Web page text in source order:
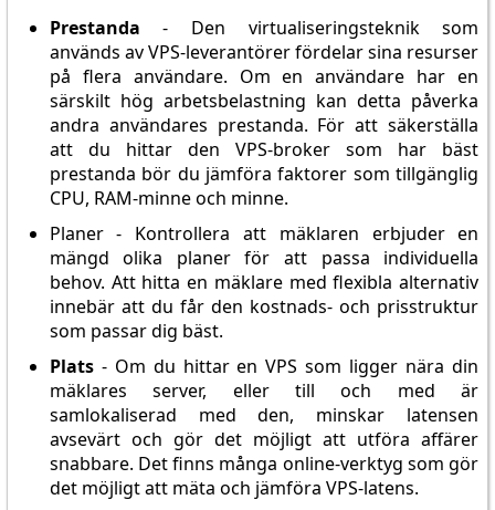
Prestanda - Den virtualiseringsteknik som
används av VPS-leverantörer fördelar sina resurser
på flera användare. Om en användare har en
särskilt hög arbetsbelastning kan detta påverka
andra användares prestanda. För att säkerställa
att du hittar den VPS-broker som har bäst
prestanda bör du jämföra faktorer som tillgänglig
CPU, RAM-minne och minne.
Planer - Kontrollera att mäklaren erbjuder en
mängd olika planer för att passa individuella
behov. Att hitta en mäklare med flexibla alternativ
innebär att du får den kostnads- och prisstruktur
som passar dig bäst.
Plats- Om du hittar en VPS som ligger nära din
mäklares server, eller till och med är
samlokaliserad med den, minskar latensen
avsevärt och gör det möjligt att utföra affärer
snabbare. Det finns många online-verktyg som gör
det möjligt att mäta och jämföra VPS-latens.